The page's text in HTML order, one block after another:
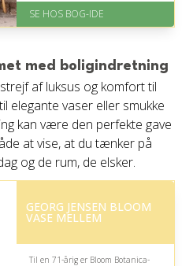
På lager
Levering: 1-3 hverdage -
Gratis fragt
Fremragende Trustpilot rating
på 4.6 ud af 5
SE HOS BOG-IDE
med boligindretning
af luksus og komfort til
elegante vaser eller smukke
kan være den perfekte gave
at vise, at du tænker på
og de rum, de elsker.
GEORG JENSEN BLOOM
VASE MELLEM
Til en 71-årig er Bloom Botanica-